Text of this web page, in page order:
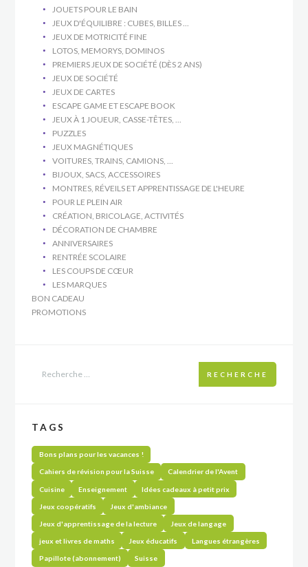
JOUETS POUR LE BAIN
JEUX D'ÉQUILIBRE : CUBES, BILLES ...
JEUX DE MOTRICITÉ FINE
LOTOS, MEMORYS, DOMINOS
PREMIERS JEUX DE SOCIÉTÉ (DÈS 2 ANS)
JEUX DE SOCIÉTÉ
JEUX DE CARTES
ESCAPE GAME ET ESCAPE BOOK
JEUX À 1 JOUEUR, CASSE-TÊTES, ...
PUZZLES
JEUX MAGNÉTIQUES
VOITURES, TRAINS, CAMIONS, ...
BIJOUX, SACS, ACCESSOIRES
MONTRES, RÉVEILS ET APPRENTISSAGE DE L'HEURE
POUR LE PLEIN AIR
CRÉATION, BRICOLAGE, ACTIVITÉS
DÉCORATION DE CHAMBRE
ANNIVERSAIRES
RENTRÉE SCOLAIRE
LES COUPS DE CŒUR
LES MARQUES
BON CADEAU
PROMOTIONS
RECHERCHE
TAGS
Bons plans pour les vacances !
Cahiers de révision pour la Suisse Calendrier de l'Avent
Cuisine Enseignement Idées cadeaux à petit prix
Jeux coopératifs Jeux d'ambiance
Jeux d'apprentissage de la lecture Jeux de langage
jeux et livres de maths Jeux éducatifs Langues étrangères
Papillote (abonnement) Suisse